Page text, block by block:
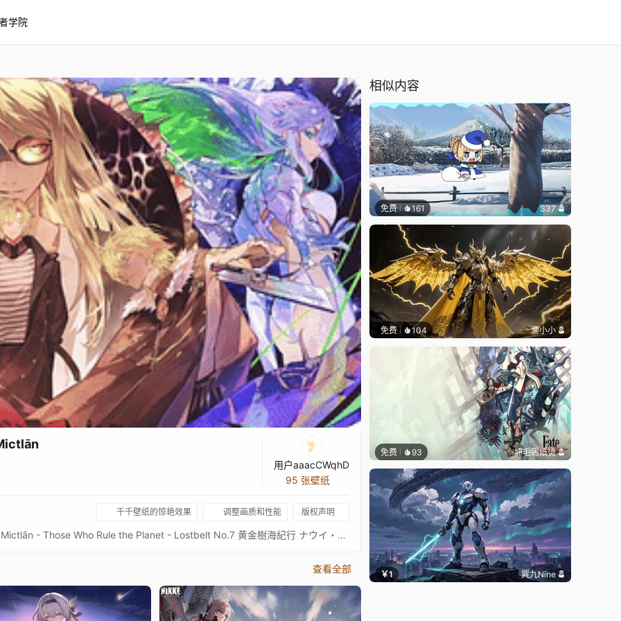
学院
用户aaacCWqhD
95 张壁纸
千千壁纸的惊艳效果 调整画质和性能 版权声明
FGO LB7 - FGO Lostbelt 7: Golden Sea of Trees, Nahui Mictlān - Those Who Rule the Planet - Lostbelt No.7 黄金樹海紀行 ナウイ・ミクトラン 惑星を統べるもの - Daybit Sem Void - Izcalli - Tezcatlipoca - Camazotz - Kukulkan - Dinosaur King - デイビット・ゼム・ヴォイド - イスカリ - ククルカン - テスカトリポカ - カマソッソ - 4K -- Art by EEJU on Pixiv: https://www.pixiv.net/en/artworks/112538858 -- Music: [FGO] Lostbelt 7 (Golden Sea of Trees Travelogue - Nahui Mictlan) - Map BGM: https://www.youtube.com/watch?v=4ZyUle3c-tI---------SPOILER TAGS --------- Moctezuma II - ORT—Kukulkan - Archetype: ORT - Archetype: Mictlan - Blue Tezcatlipoca - モテクソマ２世 - オルト・ククルカン -
查看全部
相似内容
免费 161 S37
免费 104 渔小小
免费 93 坤毛锡纸烫
￥1 巽九Nine